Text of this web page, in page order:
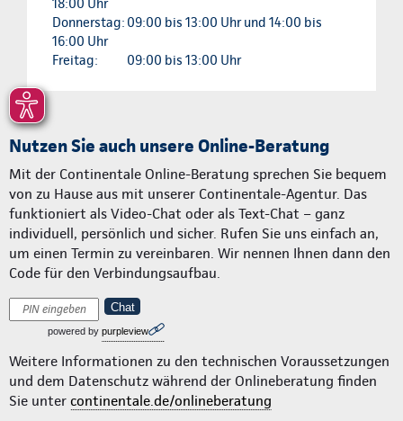
18:00 Uhr
Donnerstag: 09:00 bis 13:00 Uhr und 14:00 bis
16:00 Uhr
Freitag:
09:00 bis 13:00 Uhr
Nutzen Sie auch unsere Online-Beratung
Mit der Continentale Online-Beratung sprechen Sie bequem
von zu Hause aus mit unserer Continentale-Agentur. Das
funktioniert als Video-Chat oder als Text-Chat – ganz
individuell, persönlich und sicher. Rufen Sie uns einfach an,
um einen Termin zu vereinbaren. Wir nennen Ihnen dann den
Code für den Verbindungsaufbau.
Chat
powered by purpleview
Weitere Informationen zu den technischen Voraussetzungen
und dem Datenschutz während der Onlineberatung finden
Sie unter continentale.de/onlineberatung